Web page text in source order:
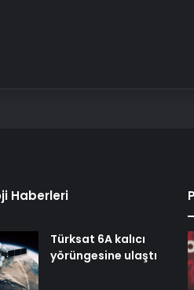
Haberleri
Türksat 6A kalıcı
yörüngesine ulaştı